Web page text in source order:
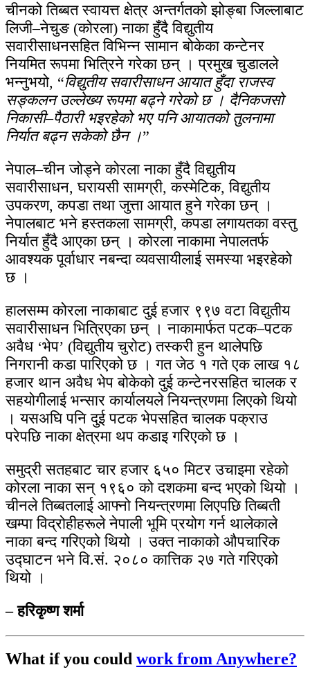
चीनको तिब्बत स्वायत्त क्षेत्र अन्तर्गतको झोङ्बा जिल्लाबाट
लिजी–नेचुङ (कोरला) नाका हुँदै विद्युतीय
सवारीसाधनसहित विभिन्न सामान बोकेका कन्टेनर
नियमित रूपमा भित्रिने गरेका छन् । प्रमुख चुडालले
भन्नुभयो, “विद्युतीय सवारीसाधन आयात हुँदा राजस्व
सङ्कलन उल्लेख्य रूपमा बढ्ने गरेको छ । दैनिकजसो
निकासी–पैठारी भइरहेको भए पनि आयातको तुलनामा
निर्यात बढ्न सकेको छैन ।”
नेपाल–चीन जोड्ने कोरला नाका हुँदै विद्युतीय
सवारीसाधन, घरायसी सामग्री, कस्मेटिक, विद्युतीय
उपकरण, कपडा तथा जुत्ता आयात हुने गरेका छन् ।
नेपालबाट भने हस्तकला सामग्री, कपडा लगायतका वस्तु
निर्यात हुँदै आएका छन् । कोरला नाकामा नेपालतर्फ
आवश्यक पूर्वाधार नबन्दा व्यवसायीलाई समस्या भइरहेको
छ ।
हालसम्म कोरला नाकाबाट दुई हजार ९९७ वटा विद्युतीय
सवारीसाधन भित्रिएका छन् । नाकामार्फत पटक–पटक
अवैध ‘भेप’ (विद्युतीय चुरोट) तस्करी हुन थालेपछि
निगरानी कडा पारिएको छ । गत जेठ १ गते एक लाख १८
हजार थान अवैध भेप बोकेको दुई कन्टेनरसहित चालक र
सहयोगीलाई भन्सार कार्यालयले नियन्त्रणमा लिएको थियो
। यसअघि पनि दुई पटक भेपसहित चालक पक्राउ
परेपछि नाका क्षेत्रमा थप कडाइ गरिएको छ ।
समुद्री सतहबाट चार हजार ६५० मिटर उचाइमा रहेको
कोरला नाका सन् १९६० को दशकमा बन्द भएको थियो ।
चीनले तिब्बतलाई आफ्नो नियन्त्रणमा लिएपछि तिब्बती
खम्पा विद्रोहीहरूले नेपाली भूमि प्रयोग गर्न थालेकाले
नाका बन्द गरिएको थियो । उक्त नाकाको औपचारिक
उद्घाटन भने वि.सं. २०८० कात्तिक २७ गते गरिएको
थियो ।
– हरिकृष्ण शर्मा
What if you could work from Anywhere?